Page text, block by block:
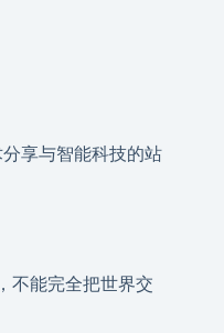
分享与智能科技的站
不能完全把世界交